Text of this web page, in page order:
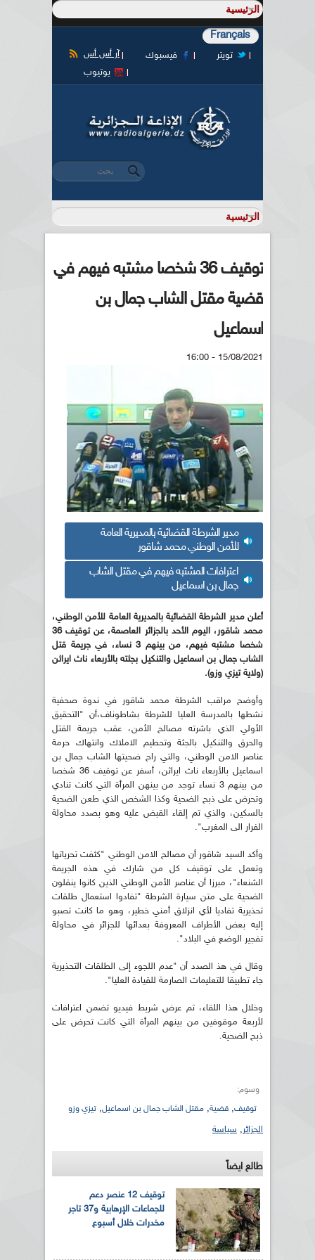
Français
آر أس أس فيسبوك
تويتر
يوتيوب
استمارة البحث
‏بحث ‏
توقيف 36 شخصا مشتبه فيهم في
قضية مقتل الشاب جمال بن
اسماعيل
15/08/2021 - 16:00
مدير الشرطة القضائية بالمديرية العامة
للأمن الوطني محمد شاقور
اعترافات المشتبه فيهم في مقتل الشاب
جمال بن اسماعيل
أعلن مدير الشرطة القضائية بالمديرية العامة للأمن الوطني،
محمد شاقور، اليوم الأحد بالجزائر العاصمة، عن توقيف 36
شخصا مشتبه فيهم، من بينهم 3 نساء، في جريمة قتل
الشاب جمال بن اسماعيل والتنكيل بجثته بالأربعاء ناث ايراثن
(ولاية تيزي وزو).
وأوضح مراقب الشرطة محمد شاقور في ندوة صحفية
نشطها بالمدرسة العليا للشرطة بشاطوناف،أن "التحقيق
الأولي الذي باشرته مصالح الأمن، عقب جريمة القتل
والحرق والتنكيل بالجثة وتحطيم الاملاك وانتهاك حرمة
عناصر الامن الوطني، والتي راح ضحيتها الشاب جمال بن
اسماعيل بالأربعاء ناث ايراثن، أسفر عن توقيف 36 شخصا
من بينهم 3 نساء توجد من بينهن المرأة التي كانت تنادي
وتحرض على ذبح الضحية وكذا الشخص الذي طعن الضحية
بالسكين، والذي تم إلقاء القبض عليه وهو بصدد محاولة
الفرار الى المغرب".
وأكد السيد شاقور أن مصالح الامن الوطني "كثفت تحرياتها
وتعمل على توقيف كل من شارك في هذه الجريمة
الشنعاء"، مبرزا أن عناصر الأمن الوطني الذين كانوا ينقلون
الضحية على متن سيارة الشرطة "تفادوا استعمال طلقات
تحذيرية تفاديا لأي انزلاق أمني خطير، وهو ما كانت تصبو
إليه بعض الأطراف المعروفة بعدائها للجزائر في محاولة
تفجير الوضع في البلاد".
وقال في هذ الصدد أن "عدم اللجوء إلى الطلقات التحذيرية
جاء تطبيقا للتعليمات الصارمة للقيادة العليا".
وخلال هذا اللقاء، تم عرض شريط فيديو تضمن اعترافات
لأربعة موقوفين من بينهم المرأة التي كانت تحرض على
ذبح الضحية.
وسوم:
توقيف, قضية, مقتل الشاب جمال بن اسماعيل, تيزي وزو
الجزائر, سياسة
طالع ايضاً
توقيف 12 عنصر دعم
للجماعات الإرهابية و37 تاجر
مخدرات خلال أسبوع